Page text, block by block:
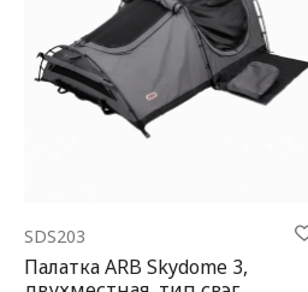
SDS203
Палатка ARB Skydome 3,